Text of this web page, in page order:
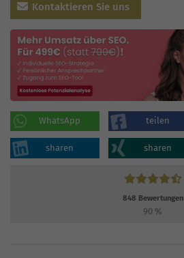
Kontaktieren Sie uns
WhatsApp teilen
sharen sharen
848 Bewertungen
90 %